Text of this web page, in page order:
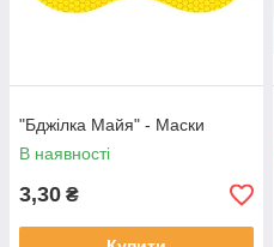
"Бджілка Майя" - Маски
В наявності
3,30 ₴